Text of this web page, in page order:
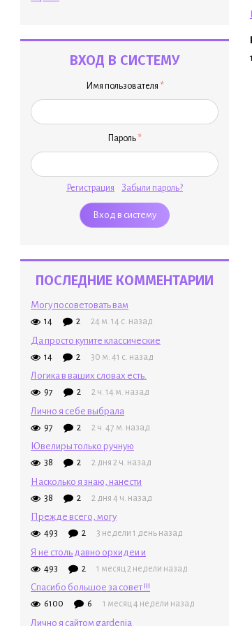
ВХОД В СИСТЕМУ
Имя пользователя *
Пароль *
Регистрация Забыли пароль?
ПОСЛЕДНИЕ КОММЕНТАРИИ
Могу посоветовать вам
14 2 24 м. 14 с. назад
Да просто купите классические
14 2 30 м. 41 с. назад
Логика в ваших словах есть.
97 2 2 ч. 14 м. назад
Лично я себе выбрала
97 2 2 ч. 47 м. назад
Ювелиры только ручную
38 2 2 дня 2 ч. назад
Насколько я знаю, нанести
38 2 2 дня 4 ч. назад
Прежде всего, могу
493 2 3 недели 1 день назад
Я не столь давно орхидеи и
493 2 1 месяц 2 недели назад
Спасибо большое за совет !!!
6100 6 1 месяц 4 недели назад
Лично я сайтом gardenia